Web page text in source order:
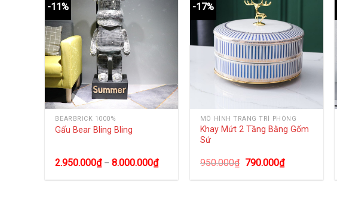
-11%
BEARBRICK 1000%
Gấu Bear Bling Bling
2.950.000₫–8.000.000₫
-17%
MÔ HÌNH TRANG TRÍ PHÒNG
Khay Mứt 2 Tầng Bằng Gốm
Sứ
950.000₫ 790.000₫